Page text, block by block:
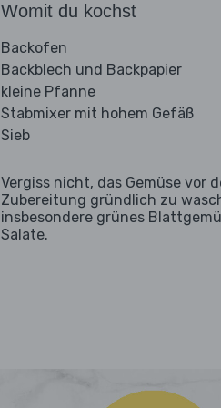
Womit du kochst
Backofen
Backblech und Backpapier
kleine Pfanne
Stabmixer mit hohem Gefäß
Sieb
Vergiss nicht, das Gemüse vor
Zubereitung gründlich zu
insbesondere grünes
Salate.